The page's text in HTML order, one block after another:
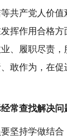
共产党人价值
挥作用合格方
、履职尽责，
敢作为，在促
常查找解决问
坚持学做结合